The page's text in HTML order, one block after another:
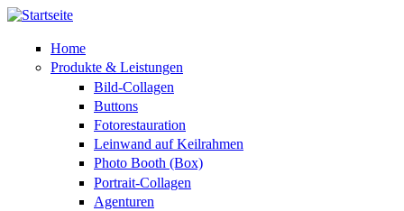
Direkt zum Inhalt
Home
Produkte & Leistungen
Bild-Collagen
Buttons
Fotorestauration
Leinwand auf Keilrahmen
Photo Booth (Box)
Portrait-Collagen
Agenturen